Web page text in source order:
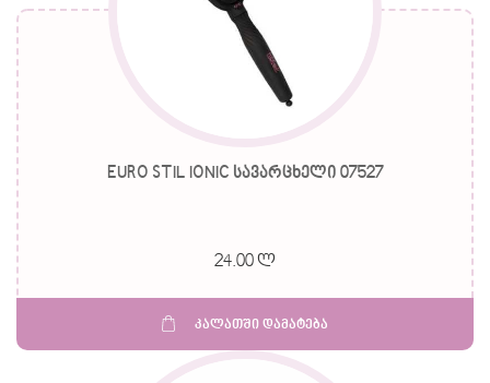
EURO STIL IONIC სავარცხელი 07527
24.00 ლ
კალათში დამატება